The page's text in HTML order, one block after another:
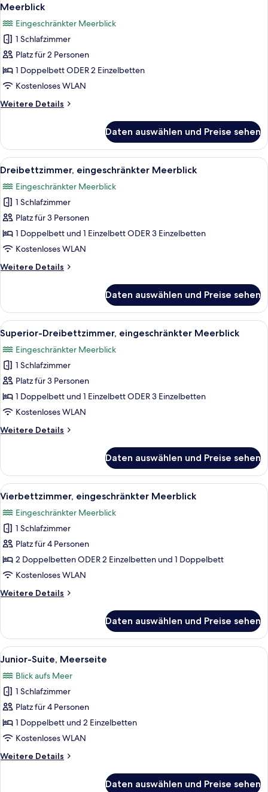
Meerblick
Superior-
Doppel-
oder
-
Zweibettzimmer,
eingeschränkter
Meerblick
Meerblick
Eingeschränkter Meerblick
1 Schlafzimmer
Platz für 2 Personen
1 Doppelbett ODER 2 Einzelbetten
Kostenloses WLAN
Weitere Details
Weitere
Doppel-
oder
-
eingeschränkter
Meerblick
Daten auswählen und Preise sehen
Alle
Fotos
für
Dreibettzimmer,
eingeschränkter
Meerblick
anzeigen
Dreibettzimmer, eingeschränkter
5
Dreibettzimmer, eingeschränkter Meerblick
Eingeschränkter Meerblick
1 Schlafzimmer
Platz für 3 Personen
1 Doppelbett und 1 Einzelbett ODER 3 Einzelbetten
Kostenloses WLAN
Weitere Details
Weitere
eingeschränkter
Meerblick
Daten auswählen und Preise sehen
Alle
Fotos
für
Superior-
Dreibettzimmer,
eingeschränkter
Meerblick
Ein Hotelzimmer mit Bett, Stuhl,
6
Superior-Dreibettzimmer, eingeschränkter Meerblick
Eingeschränkter Meerblick
1 Schlafzimmer
Platz für 3 Personen
1 Doppelbett und 1 Einzelbett ODER 3 Einzelbetten
Kostenloses WLAN
Weitere Details
Weitere
Dreibettzimmer,
eingeschränkter
Meerblick
Daten auswählen und Preise sehen
Alle
Fotos
für
Vierbettzimmer,
eingeschränkter
Meerblick
anzeigen
Vierbettzimmer, eingeschränkter
6
Vierbettzimmer, eingeschränkter Meerblick
Eingeschränkter Meerblick
1 Schlafzimmer
Platz für 4 Personen
2 Doppelbetten ODER 2 Einzelbetten und 1 Doppelbett
Kostenloses WLAN
Weitere Details
Weitere
eingeschränkter
Meerblick
Daten auswählen und Preise sehen
Alle
Fotos
für
Junior-
Suite,
Meerseite
anzeigen
Ein Schlafzimmer mit Bett,
5
Junior-Suite, Meerseite
Blick aufs Meer
1 Schlafzimmer
Platz für 4 Personen
1 Doppelbett und 2 Einzelbetten
Kostenloses WLAN
Weitere Details
Weitere
Daten auswählen und Preise sehen